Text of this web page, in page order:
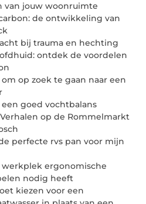
van jouw woonruimte
de ontwikkeling van
bij trauma en hechting
ontdek de voordelen
op zoek te gaan naar een
goed vochtbalans
op de Rommelmarkt
perfecte rvs pan voor mijn
werkplek ergonomische
nodig heeft
kiezen voor een